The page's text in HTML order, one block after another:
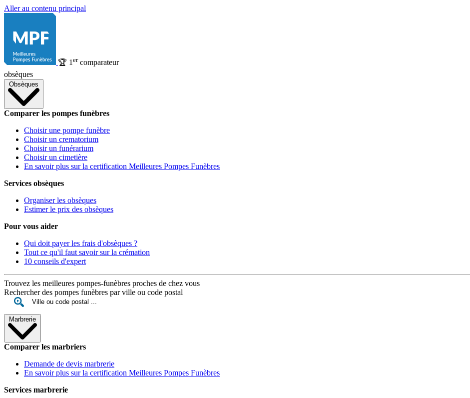
Aller au contenu principal
🏆 1 ercomparateur
obsèques
Obsèques
Comparer les pompes funèbres
Choisir une pompe funèbre
Choisir un crematorium
Choisir un funérarium
Choisir un cimetière
En savoir plus sur la certification Meilleures Pompes Funèbres
Services obsèques
Organiser les obsèques
Estimer le prix des obsèques
Pour vous aider
Qui doit payer les frais d'obsèques ?
Tout ce qu'il faut savoir sur la crémation
10 conseils d'expert
Trouvez les meilleures pompes-funèbres proches de chez vous
Rechercher des pompes funèbres par ville ou code postal
Marbrerie
Comparer les marbriers
Demande de devis marbrerie
En savoir plus sur la certification Meilleures Pompes Funèbres
Services marbrerie